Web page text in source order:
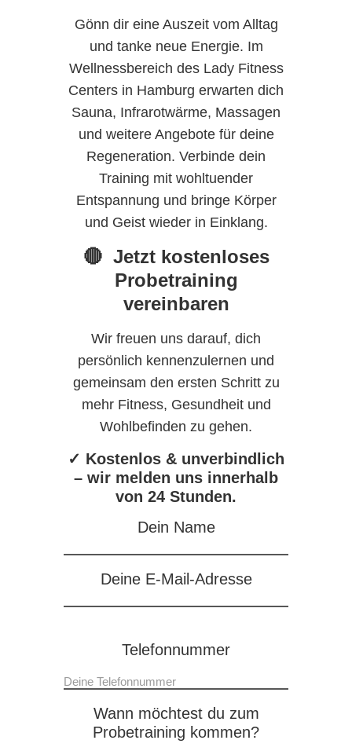
Gönn dir eine Auszeit vom Alltag
und tanke neue Energie. Im
Wellnessbereich des Lady Fitness
Centers in Hamburg erwarten dich
Sauna, Infrarotwärme, Massagen
und weitere Angebote für deine
Regeneration. Verbinde dein
Training mit wohltuender
Entspannung und bringe Körper
und Geist wieder in Einklang.
🔴 Jetzt kostenloses
Probetraining
vereinbaren
Wir freuen uns darauf, dich
persönlich kennenzulernen und
gemeinsam den ersten Schritt zu
mehr Fitness, Gesundheit und
Wohlbefinden zu gehen.
✓ Kostenlos & unverbindlich
– wir melden uns innerhalb
von 24 Stunden.
Dein Name
Deine E-Mail-Adresse
Telefonnummer
Wann möchtest du zum
Probetraining kommen?